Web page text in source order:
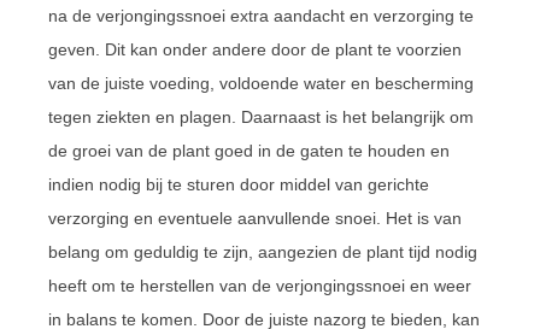
na de verjongingssnoei extra aandacht en verzorging te
geven. Dit kan onder andere door de plant te voorzien
van de juiste voeding, voldoende water en bescherming
tegen ziekten en plagen. Daarnaast is het belangrijk om
de groei van de plant goed in de gaten te houden en
indien nodig bij te sturen door middel van gerichte
verzorging en eventuele aanvullende snoei. Het is van
belang om geduldig te zijn, aangezien de plant tijd nodig
heeft om te herstellen van de verjongingssnoei en weer
in balans te komen. Door de juiste nazorg te bieden, kan